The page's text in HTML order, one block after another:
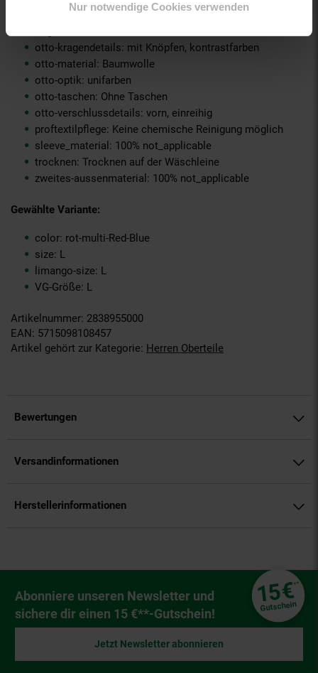
Nur notwendige Cookies verwenden
otto-kragendetails: mit Knöpfen, kontrastfarben
otto-material: Baumwolle
otto-optik: unifarben
otto-taschen: Ohne Taschen
otto-verschlussdetails: vorn, einreihig
proftextilpflege: Keine chemische Reinigung möglich
sleeve_material: 100% not_applicable
trocknen: Trocknen auf der Wäschleine
zweites-aussenmaterial: 100% not_applicable
Gewählte Variante:
color: rot-multi-Red-Blue
size: L
limango-size: L
VG-Größe: L
Artikelnummer: 2838955000
EAN: 5715098108457
Artikel gehört zur Kategorie: Herren Oberteile
Bewertungen
Versandinformationen
Herstellerinformationen
Newsletter Anmeldung
Abonniere unseren Newsletter und
sichere dir einen 15 €**-Gutschein!
15€**
Gutschein
Jetzt Newsletter abonnieren